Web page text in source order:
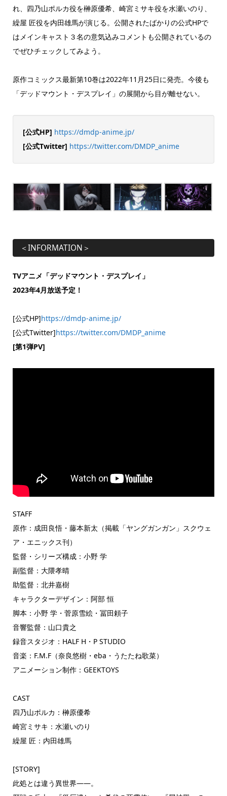
れ、四乃山ポルカ役を榊原優希、崎宮ミサキ役を水瀬いのり、
繰屋 匠役を内田雄馬が演じる。公開されたばかりの公式HPで
はメインキャスト３名の意気込みコメントも公開されているの
でぜひチェックしてみよう。
原作コミックス最新第10巻は2022年11月25日に発売。今後も
「デッドマウント・デスプレイ」の展開から目が離せない。
[公式HP] https://dmdp-anime.jp/
[公式Twitter] https://twitter.com/DMDP_anime
＜INFORMATION＞
TVアニメ「デッドマウント・デスプレイ」
2023年4月放送予定！
[公式HP]https://dmdp-anime.jp/
[公式Twitter]https://twitter.com/DMDP_anime
[第1弾PV]
STAFF
原作：成田良悟・藤本新太（掲載「ヤングガンガン」スクウェ
ア・エニックス刊）
監督・シリーズ構成：小野 学
副監督：大隈孝晴
助監督：北井嘉樹
キャラクターデザイン：阿部 恒
脚本：小野 学・菅原雪絵・冨田頼子
音響監督：山口貴之
録音スタジオ：HALF H・P STUDIO
音楽：F.M.F（奈良悠樹・eba・うたたね歌菜）
アニメーション制作：GEEKTOYS
CAST
四乃山ポルカ：榊原優希
崎宮ミサキ：水瀬いのり
繰屋 匠：内田雄馬
[STORY]
此処とは違う異世界――。